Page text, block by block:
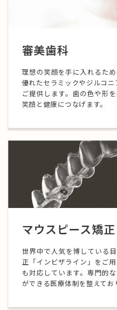
審美歯科
理想の笑顔を手に入れるた
優れたセラミックやジルコ
ご提供します。歯の色や形
笑顔と健康につなげます。
マウスピース矯正
世界中で人気を博している
正「インビザライン」をご
も対応しています。専門的
ができる医療体制を整えてお